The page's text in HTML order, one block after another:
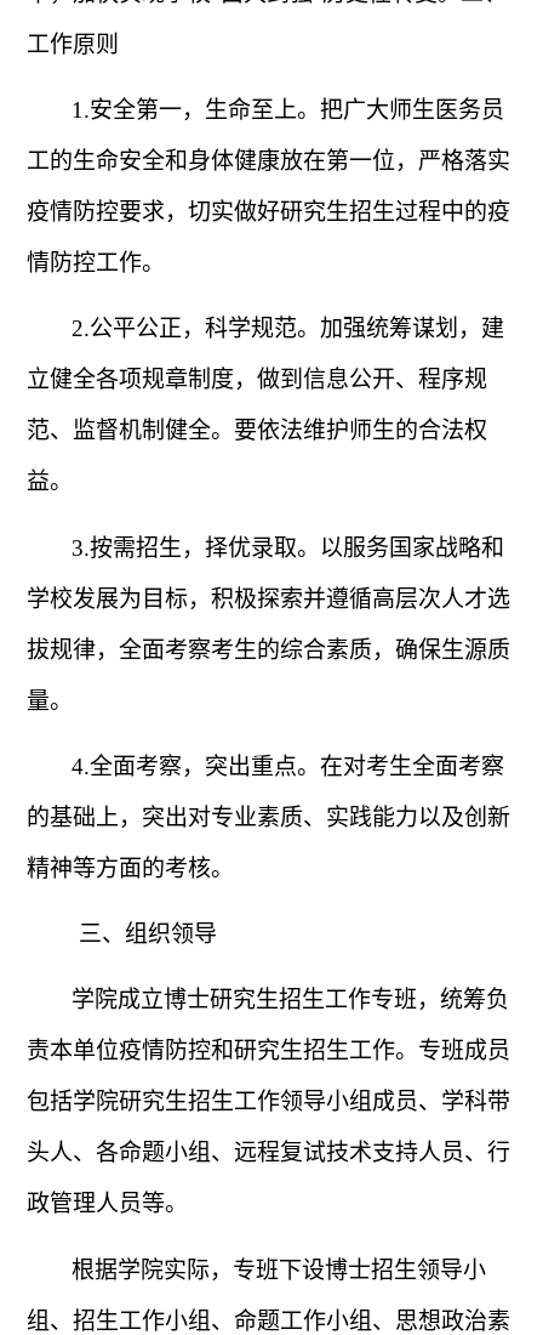
工作原则
1.安全第一，生命至上。把广大师生医务员
工的生命安全和身体健康放在第一位，严格落实
疫情防控要求，切实做好研究生招生过程中的疫
情防控工作。
2.公平公正，科学规范。加强统筹谋划，建
立健全各项规章制度，做到信息公开、程序规
范、监督机制健全。要依法维护师生的合法权
益。
3.按需招生，择优录取。以服务国家战略和
学校发展为目标，积极探索并遵循高层次人才选
拔规律，全面考察考生的综合素质，确保生源质
量。
4.全面考察，突出重点。在对考生全面考察
的基础上，突出对专业素质、实践能力以及创新
精神等方面的考核。
三、组织领导
学院成立博士研究生招生工作专班，统筹负
责本单位疫情防控和研究生招生工作。专班成员
包括学院研究生招生工作领导小组成员、学科带
头人、各命题小组、远程复试技术支持人员、行
政管理人员等。
根据学院实际，专班下设博士招生领导小
组、招生工作小组、命题工作小组、思想政治素